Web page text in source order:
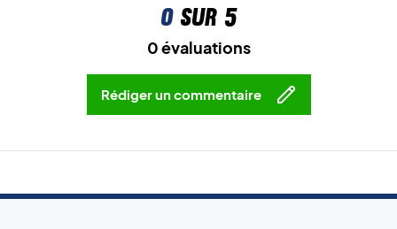
0sur 5
0 évaluations
Rédiger un commentaire